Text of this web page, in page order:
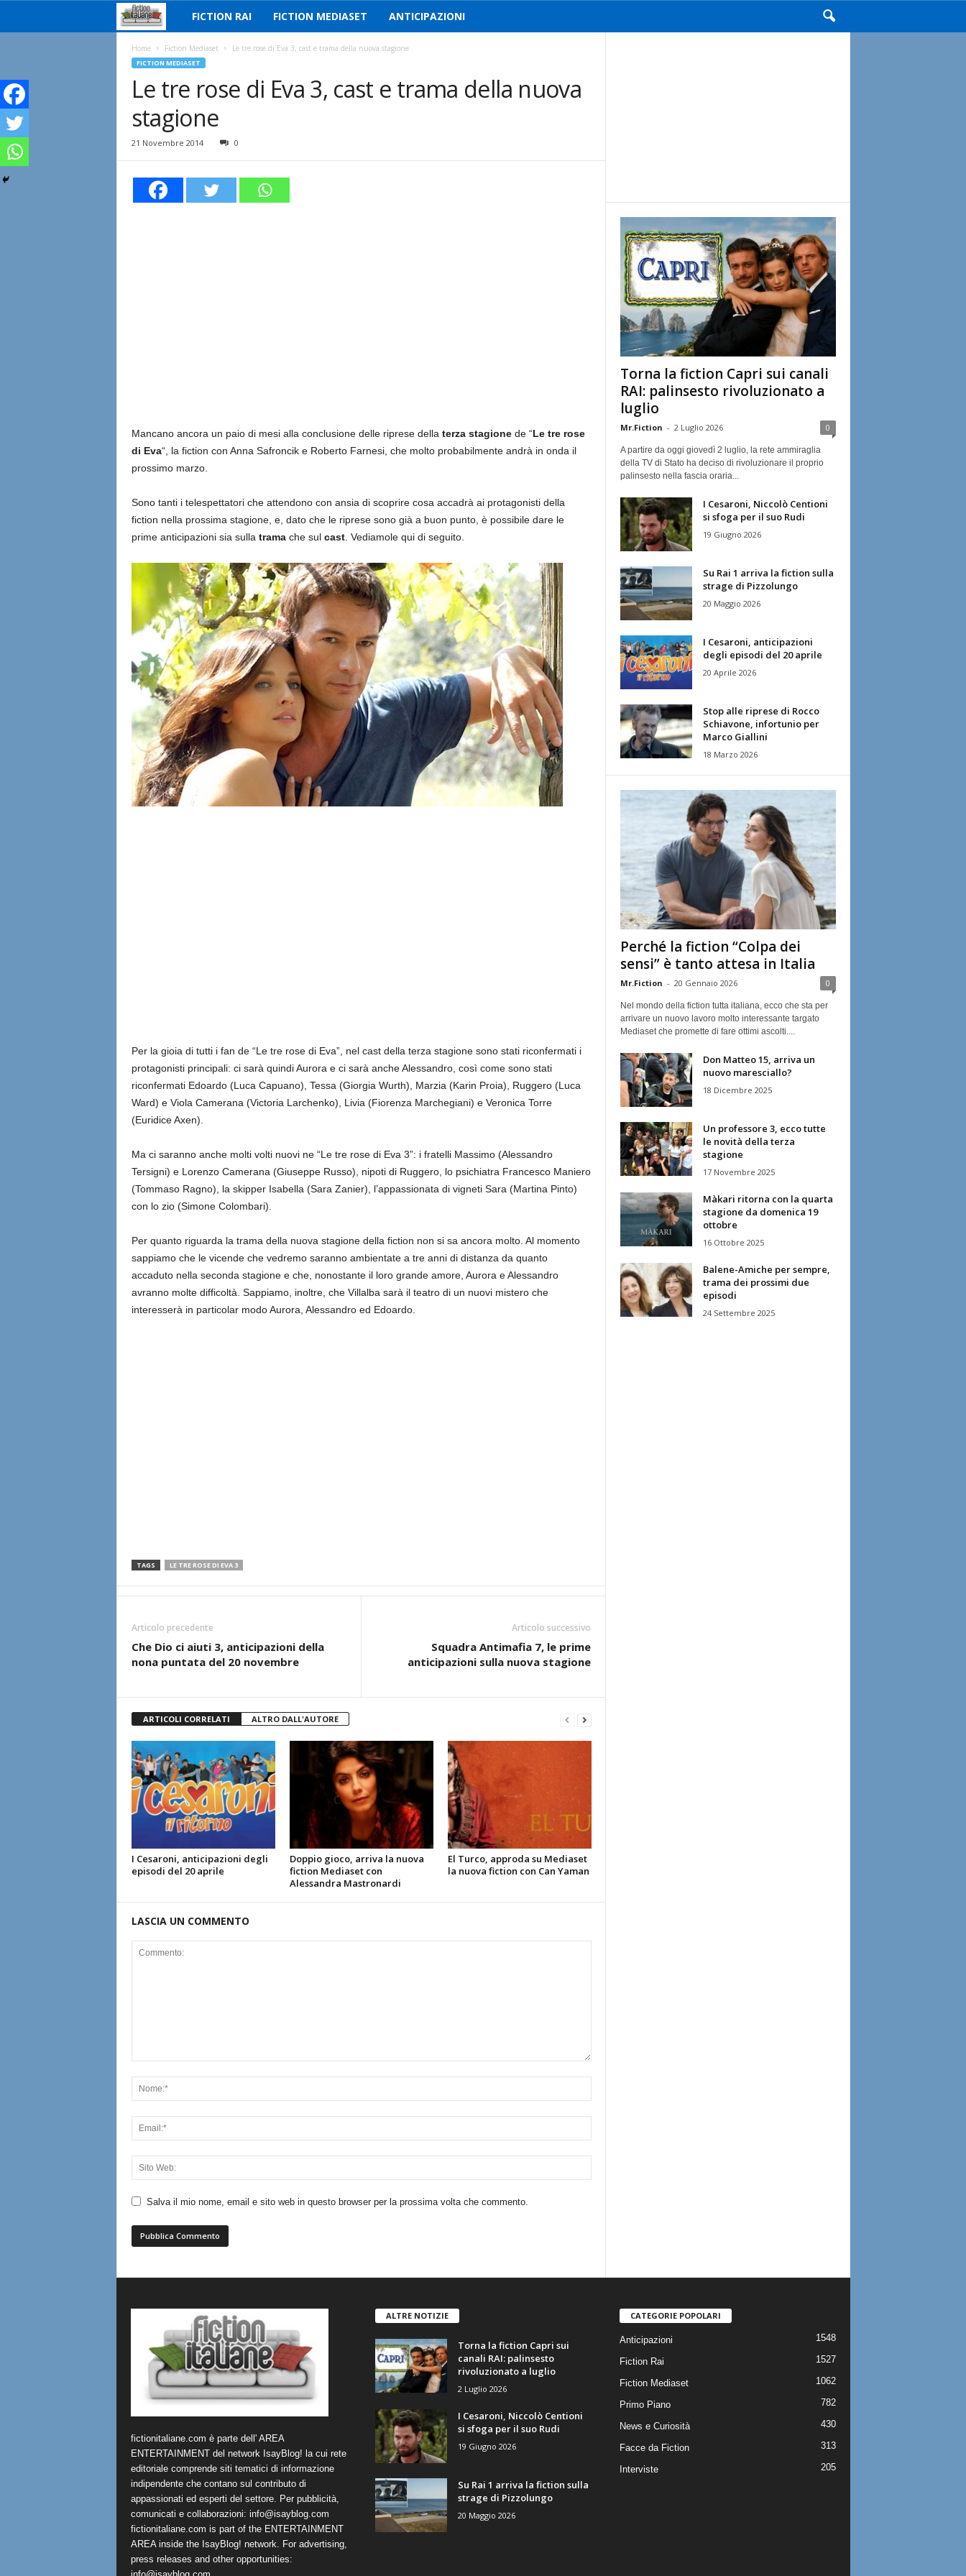
i
i
n
FICTION RAI FICTION MEDIASET ANTICIPAZIONI
Home Fiction Mediaset Le tre rose di Eva 3, cast e trama della nuova stagione
FICTION MEDIASET
Le tre rose di Eva 3, cast e trama della nuova
stagione
21 Novembre 2014 0
Mancano ancora un paio di mesi alla conclusione delle riprese della terza stagionede “Le tre rose
di Eva“, la fiction con Anna Safroncik e Roberto Farnesi, che molto probabilmente andrà in onda il
prossimo marzo.
Sono tanti i telespettatori che attendono con ansia di scoprire cosa accadrà ai protagonisti della
fiction nella prossima stagione, e, dato che le riprese sono già a buon punto, è possibile dare le
prime anticipazioni sia sulla tramache sul cast. Vediamole qui di seguito.
Per la gioia di tutti i fan de “Le tre rose di Eva”, nel cast della terza stagione sono stati riconfermati i
protagonisti principali: ci sarà quindi Aurora e ci sarà anche Alessandro, così come sono stati
riconfermati Edoardo (Luca Capuano), Tessa (Giorgia Wurth), Marzia (Karin Proia), Ruggero (Luca
Ward) e Viola Camerana (Victoria Larchenko), Livia (Fiorenza Marchegiani) e Veronica Torre
(Euridice Axen).
Ma ci saranno anche molti volti nuovi ne “Le tre rose di Eva 3”: i fratelli Massimo (Alessandro
Tersigni) e Lorenzo Camerana (Giuseppe Russo), nipoti di Ruggero, lo psichiatra Francesco Maniero
(Tommaso Ragno), la skipper Isabella (Sara Zanier), l’appassionata di vigneti Sara (Martina Pinto)
con lo zio (Simone Colombari).
Per quanto riguarda la trama della nuova stagione della fiction non si sa ancora molto. Al momento
sappiamo che le vicende che vedremo saranno ambientate a tre anni di distanza da quanto
accaduto nella seconda stagione e che, nonostante il loro grande amore, Aurora e Alessandro
avranno molte difficoltà. Sappiamo, inoltre, che Villalba sarà il teatro di un nuovi mistero che
interesserà in particolar modo Aurora, Alessandro ed Edoardo.
TAGS LE TRE ROSE DI EVA 3
Articolo precedente
Che Dio ci aiuti 3, anticipazioni della
nona puntata del 20 novembre
Articolo successivo
Squadra Antimafia 7, le prime
anticipazioni sulla nuova stagione
ARTICOLI CORRELATI ALTRO DALL'AUTORE
I Cesaroni, anticipazioni degli
episodi del 20 aprile
Doppio gioco, arriva la nuova
fiction Mediaset con
Alessandra Mastronardi
El Turco, approda su Mediaset
la nuova fiction con Can Yaman
LASCIA UN COMMENTO
Salva il mio nome, email e sito web in questo browser per la prossima volta che commento.
Torna la fiction Capri sui canali
RAI: palinsesto rivoluzionato a
luglio
Mr.Fiction - 2 Luglio 2026 0
A partire da oggi giovedì 2 luglio, la rete ammiraglia
della TV di Stato ha deciso di rivoluzionare il proprio
palinsesto nella fascia oraria...
I Cesaroni, Niccolò Centioni
si sfoga per il suo Rudi
19 Giugno 2026
Su Rai 1 arriva la fiction sulla
strage di Pizzolungo
20 Maggio 2026
I Cesaroni, anticipazioni
degli episodi del 20 aprile
20 Aprile 2026
Stop alle riprese di Rocco
Schiavone, infortunio per
Marco Giallini
18 Marzo 2026
Perché la fiction “Colpa dei
sensi” è tanto attesa in Italia
Mr.Fiction - 20 Gennaio 2026 0
Nel mondo della fiction tutta italiana, ecco che sta per
arrivare un nuovo lavoro molto interessante targato
Mediaset che promette di fare ottimi ascolti....
Don Matteo 15, arriva un
nuovo maresciallo?
18 Dicembre 2025
Un professore 3, ecco tutte
le novità della terza
stagione
17 Novembre 2025
Màkari ritorna con la quarta
stagione da domenica 19
ottobre
16 Ottobre 2025
Balene-Amiche per sempre,
trama dei prossimi due
episodi
24 Settembre 2025
fictionitaliane.com è parte dell' AREA
ENTERTAINMENT del network IsayBlog! la cui rete
editoriale comprende siti tematici di informazione
indipendente che contano sul contributo di
appassionati ed esperti del settore. Per pubblicità,
comunicati e collaborazioni: info@isayblog.com
fictionitaliane.com is part of the ENTERTAINMENT
AREA inside the IsayBlog! network. For advertising,
press releases and other opportunities:
ALTRE NOTIZIE
Torna la fiction Capri sui
canali RAI: palinsesto
rivoluzionato a luglio
2 Luglio 2026
I Cesaroni, Niccolò Centioni
si sfoga per il suo Rudi
19 Giugno 2026
Su Rai 1 arriva la fiction sulla
strage di Pizzolungo
20 Maggio 2026
CATEGORIE POPOLARI
Anticipazioni 1548
Fiction Rai 1527
Fiction Mediaset 1062
Primo Piano 782
News e Curiosità 430
Facce da Fiction 313
Interviste 205